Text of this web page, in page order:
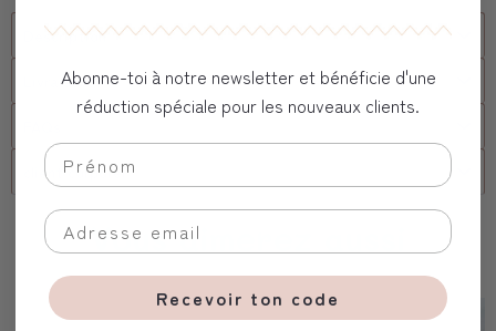
Description
Livraison
client corporel
Vous aimerez aussi
Abonne-toi à notre newsletter et bénéficie d'une
réduction spéciale pour les nouveaux clients.
Recevoir ton code